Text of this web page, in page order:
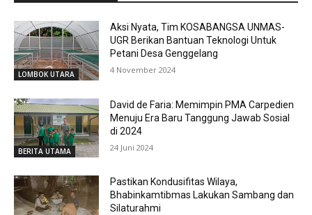
LOMBOK UTARA
Aksi Nyata, Tim KOSABANGSA UNMAS-
UGR Berikan Bantuan Teknologi Untuk
Petani Desa Genggelang
4 November 2024
BERITA UTAMA
David de Faria: Memimpin PMA Carpedien
Menuju Era Baru Tanggung Jawab Sosial
di 2024
24 Juni 2024
Pastikan Kondusifitas Wilaya,
Bhabinkamtibmas Lakukan Sambang dan
Silaturahmi